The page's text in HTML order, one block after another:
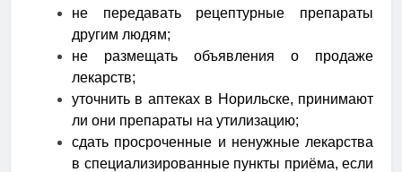
не передавать рецептурные препараты
другим людям;
не размещать объявления о продаже
лекарств;
уточнить в аптеках в Норильске, принимают
ли они препараты на утилизацию;
сдать просроченные и ненужные лекарства
в специализированные пункты приёма, если